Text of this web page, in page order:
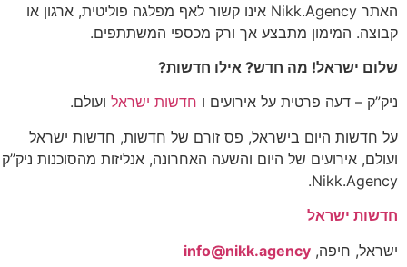
האתר Nikk.Agency אינו קשור לאף מפלגה פוליטית, ארגון או
קבוצה. המימון מתבצע אך ורק מכספי המשתתפים.
שלום ישראל! מה חדש? אילו חדשות?
ניק”ק – דעה פרטית על אירועים ו חדשות ישראל ועולם.
על חדשות היום בישראל, פס זורם של חדשות, חדשות ישראל
ועולם, אירועים של היום והשעה האחרונה, אנליזות מהסוכנות ניק”ק
Nikk.Agency.
חדשות ישראל
ישראל, חיפה, info@nikk.agency